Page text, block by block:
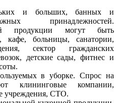
и больших, банных и
принадлежностей.
продукции могут быть
кафе, больницы, санатории,
сектор гражданских
детские сады, фитнес и
в уборке. Спрос на
клининговые компании,
учреждения, СТО.